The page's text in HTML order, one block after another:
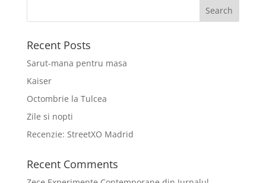
Recent Posts
Sarut-mana pentru masa
Kaiser
Octombrie la Tulcea
Zile si nopti
Recenzie: StreetXO Madrid
Recent Comments